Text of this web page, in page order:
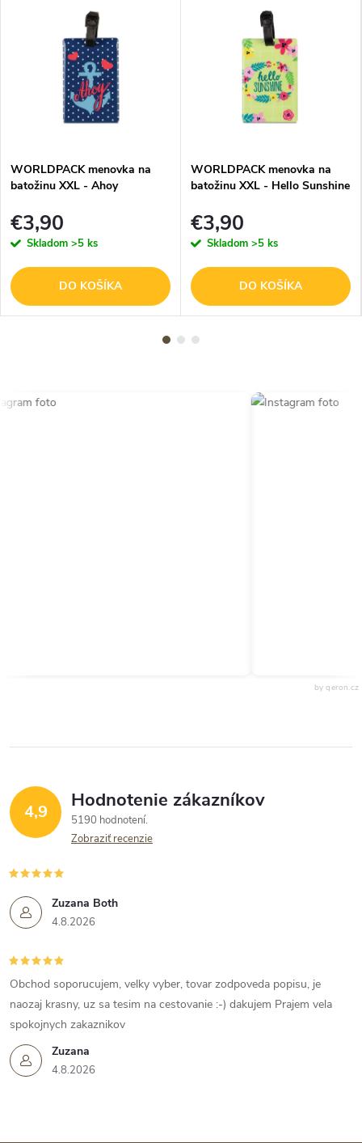
WORLDPACK menovka na
batožinu XXL - Ahoy
€3,90
Skladom >5 ks
DO KOŠÍKA
WORLDPACK menovka na
batožinu XXL - Hello Sunshine
€3,90
Skladom >5 ks
DO KOŠÍKA
by qeron.cz
4,9 Hodnotenie zákazníkov
5190 hodnotení
Zobraziť recenzie
Zuzana Both
4.8.2026
Zuzana
4.8.2026
Obchod soporucujem, velky vyber, tovar zodpoveda popisu, je
naozaj krasny, uz sa tesim na cestovanie :-) dakujem Prajem vela
spokojnych zakaznikov